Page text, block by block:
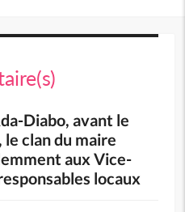
Diabo, avant le
clan du maire
aux Vice-
locaux